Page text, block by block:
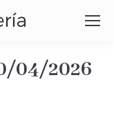
04/2026